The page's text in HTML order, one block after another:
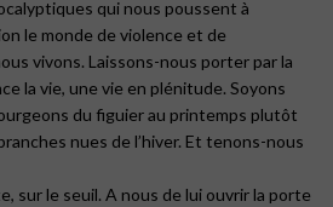
qui nous poussent à
le monde de violence et de
vivons. Laissons-nous porter par la
la vie, une vie en plénitude. Soyons
du figuier au printemps plutôt
nues de l’hiver. Et tenons-nous
sur le seuil. A nous de lui ouvrir la porte